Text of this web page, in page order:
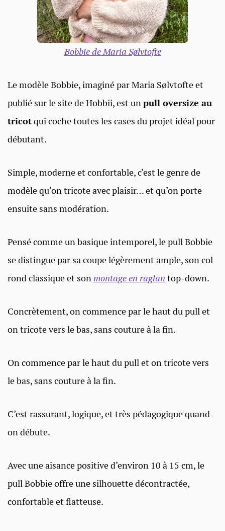
Bobbie de Maria Sølvtofte
Le modèle Bobbie, imaginé par Maria Sølvtofte et
publié sur le site de Hobbii, est unpull oversize au
tricotqui coche toutes les cases du projet idéal pour
débutant.
Simple, moderne et confortable, c’est le genre de
modèle qu’on tricote avec plaisir… et qu’on porte
ensuite sans modération.
Pensé comme un basique intemporel, le pull Bobbie
se distingue par sa coupe légèrement ample, son col
rond classique et son montage en raglan top-down.
Concrètement, on commence par le haut du pull et
on tricote vers le bas, sans couture à la fin.
On commence par le haut du pull et on tricote vers
le bas, sans couture à la fin.
C’est rassurant, logique, et très pédagogique quand
on débute.
Avec une aisance positive d’environ 10 à 15 cm, le
pull Bobbie offre une silhouette décontractée,
confortable et flatteuse.